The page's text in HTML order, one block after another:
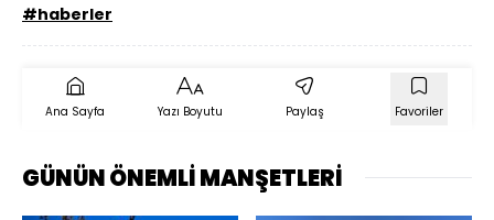
#haberler
Ana Sayfa Yazı Boyutu Paylaş Favoriler
GÜNÜN ÖNEMLİ MANŞETLERİ